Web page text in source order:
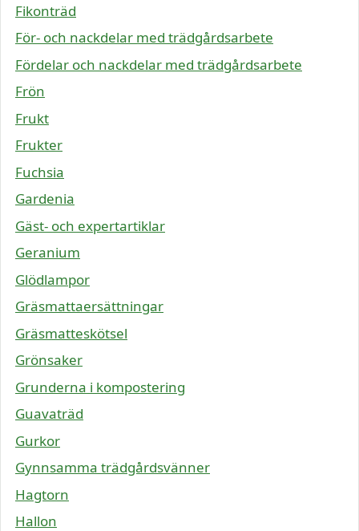
Fikonträd
För- och nackdelar med trädgårdsarbete
Fördelar och nackdelar med trädgårdsarbete
Frön
Frukt
Frukter
Fuchsia
Gardenia
Gäst- och expertartiklar
Geranium
Glödlampor
Gräsmattaersättningar
Gräsmatteskötsel
Grönsaker
Grunderna i kompostering
Guavaträd
Gurkor
Gynnsamma trädgårdsvänner
Hagtorn
Hallon